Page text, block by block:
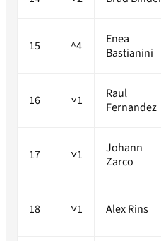
15 ^4
Enea
Bastianini
16 ˅1
Raul
Fernandez
17 ˅1
Johann
Zarco
18 ˅1 Alex Rins